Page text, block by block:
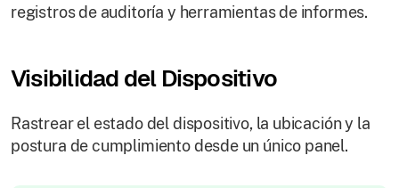
registros de auditoría y herramientas de informes.
Visibilidad del Dispositivo
Rastrear el estado del dispositivo, la ubicación y la
postura de cumplimiento desde un único panel.